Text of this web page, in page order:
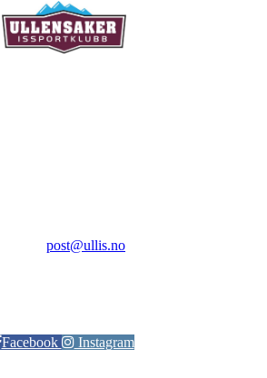
post@ullis.no
Facebook Instagram